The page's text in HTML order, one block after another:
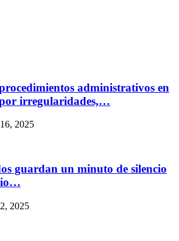
administrativos en
irregularidades,…
2025
guardan un minuto de silencio
2025